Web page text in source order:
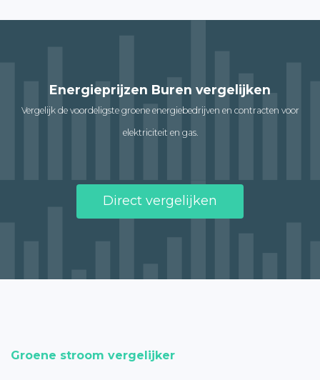
Energieprijzen Buren vergelijken
Vergelijk de voordeligste groene energiebedrijven en contracten voor
elektriciteit en gas.
Direct vergelijken
Groene stroom vergelijker